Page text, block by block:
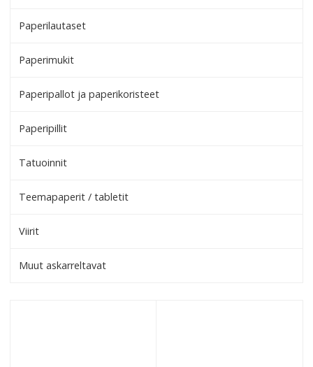
Paperilautaset
Paperimukit
Paperipallot ja paperikoristeet
Paperipillit
Tatuoinnit
Teemapaperit / tabletit
Viirit
Muut askarreltavat